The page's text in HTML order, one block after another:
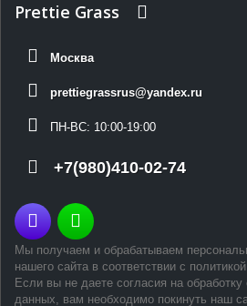
Prettie Grass
Москва
prettiegrassrus@yandex.ru
ПН-ВС: 10:00-19:00
+7(980)410-02-74
 
Мы получаем и обрабатываем
нашего сайта в соответствии с
Если вы не даете согласия на
данных, вам необходимо покинуть наш